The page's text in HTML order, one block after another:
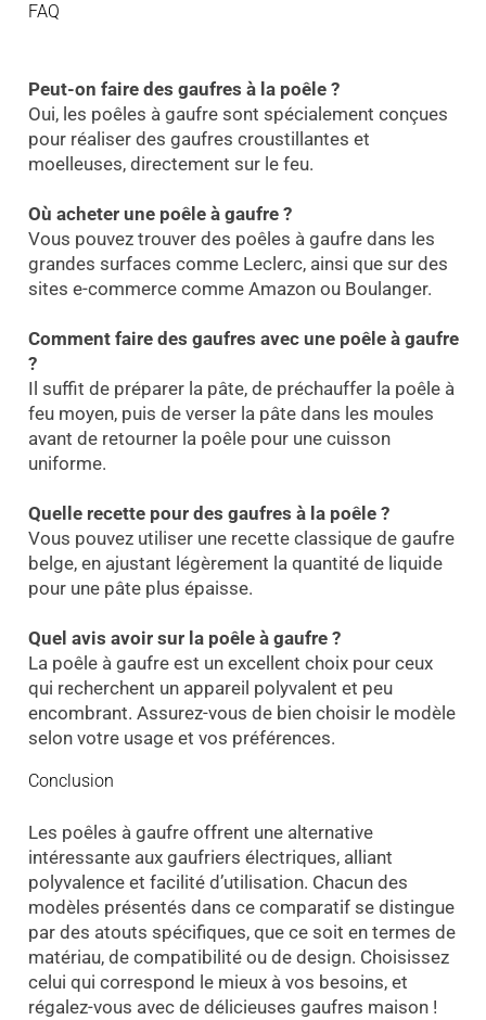
FAQ
Peut-on faire des gaufres à la poêle ?
Oui, les poêles à gaufre sont spécialement conçues
pour réaliser des gaufres croustillantes et
moelleuses, directement sur le feu.
Où acheter une poêle à gaufre ?
Vous pouvez trouver des poêles à gaufre dans les
grandes surfaces comme Leclerc, ainsi que sur des
sites e-commerce comme Amazon ou Boulanger.
Comment faire des gaufres avec une poêle à gaufre
?
Il suffit de préparer la pâte, de préchauffer la poêle à
feu moyen, puis de verser la pâte dans les moules
avant de retourner la poêle pour une cuisson
uniforme.
Quelle recette pour des gaufres à la poêle ?
Vous pouvez utiliser une recette classique de gaufre
belge, en ajustant légèrement la quantité de liquide
pour une pâte plus épaisse.
Quel avis avoir sur la poêle à gaufre ?
La poêle à gaufre est un excellent choix pour ceux
qui recherchent un appareil polyvalent et peu
encombrant. Assurez-vous de bien choisir le modèle
selon votre usage et vos préférences.
Conclusion
Les poêles à gaufre offrent une alternative
intéressante aux gaufriers électriques, alliant
polyvalence et facilité d’utilisation. Chacun des
modèles présentés dans ce comparatif se distingue
par des atouts spécifiques, que ce soit en termes de
matériau, de compatibilité ou de design. Choisissez
celui qui correspond le mieux à vos besoins, et
régalez-vous avec de délicieuses gaufres maison !